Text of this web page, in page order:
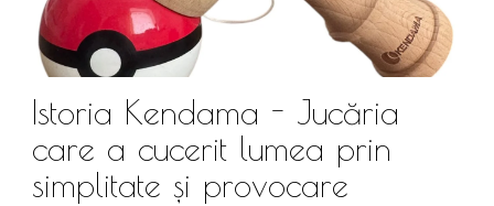
Istoria Kendama - Jucăria
care a cucerit lumea prin
simplitate și provocare